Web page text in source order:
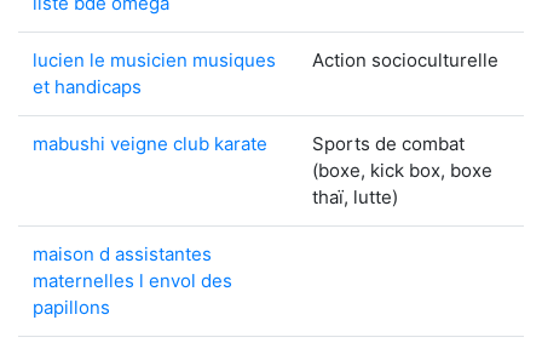
lucien le musicien musiques
et handicaps
Action socioculturelle
mabushi veigne club karate
Sports de combat
(boxe, kick box, boxe
thaï, lutte)
maison d assistantes
maternelles l envol des
papillons